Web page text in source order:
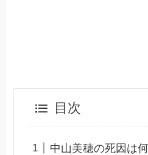
目次
中山美穂の死因は